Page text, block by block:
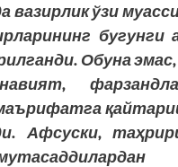
вазирлик ўзи
бугунги
Обуна
Афсуски,